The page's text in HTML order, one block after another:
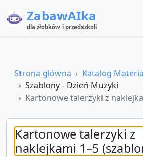
ZabawAIka
dla żłobków i przedszkoli
Strona główna
Katalog
Szablony - Dzień Muzyki
Kartonowe talerzyki z
Kartonowe talerzyki z
naklejkami 1–5